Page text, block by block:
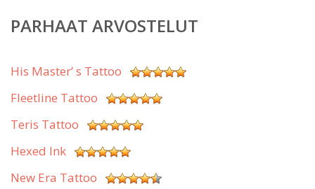
PARHAAT ARVOSTELUT
His Master’ s Tattoo
Fleetline Tattoo
Teris Tattoo
Hexed Ink
New Era Tattoo